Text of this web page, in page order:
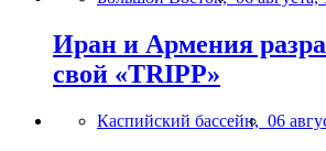
Иран и Армения
свой «TRIPP»
Каспийский бассейн, 06